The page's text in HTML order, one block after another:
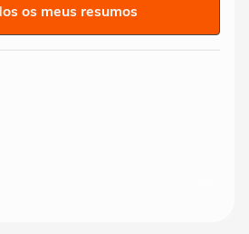
os meus resumos